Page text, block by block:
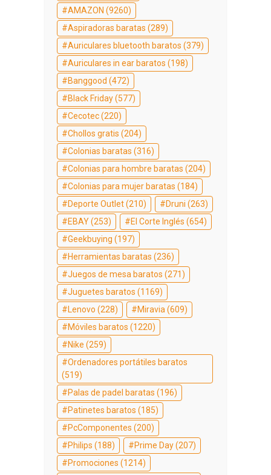
AMAZON (9260)
Aspiradoras baratas (289)
Auriculares bluetooth baratos (379)
Auriculares in ear baratos (198)
Banggood (472)
Black Friday(577)
Cecotec(220)
Chollos gratis (204)
Colonias baratas (316)
Colonias para hombre baratas (204)
Colonias para mujer baratas (184)
Deporte Outlet(210) Druni (263)
EBAY(253) El Corte Inglés (654)
Geekbuying (197)
Herramientas baratas (236)
Juegos de mesa baratos (271)
Juguetes baratos (1169)
Lenovo (228) Miravia(609)
Móviles baratos (1220)
Nike (259)
Ordenadores portátiles baratos
(519)
Palas de padel baratas (196)
Patinetes baratos (185)
PcComponentes (200)
Philips (188) Prime Day(207)
Promociones (1214)